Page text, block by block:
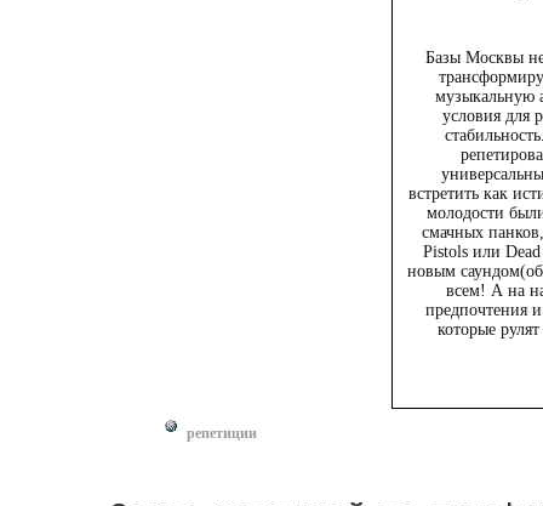
Базы Москвы
музыкальную
условия для
встретить как
молодости
смачных
Pistols или
новым
всем! А на
предпочтения
которые
репетиции